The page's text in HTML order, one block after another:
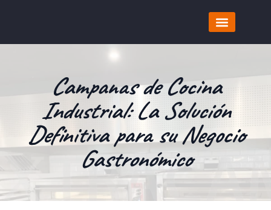
Campanas de Cocina
Industrial: La Solución
Definitiva para su Negocio
Gastronómico